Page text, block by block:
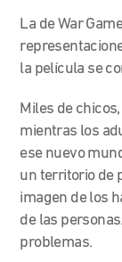
La de War
la película se
Miles de
mientras los
ese nuevo
un territorio de
imagen de los
de las personas.
problemas.